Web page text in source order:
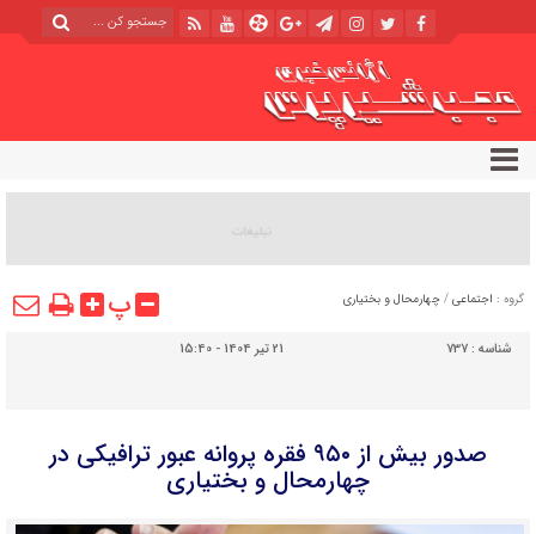
گروه : اجتماعی / چهارمحال و بختیاری پ
شناسه : 737 21 تیر 1404 - 15:40
صدور بیش از ۹۵۰ فقره پروانه عبور ترافیکی در
چهارمحال و بختیاری